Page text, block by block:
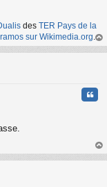
des TER Pays de la
sur Wikimedia.org.
au
au